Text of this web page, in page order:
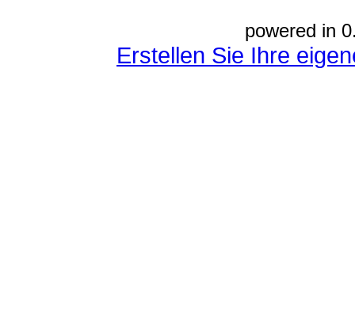
powered in
Erstellen Sie Ihre